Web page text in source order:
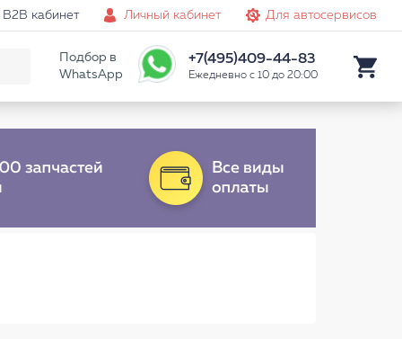
B2B кабинет Личный кабинет Для автосервисов
Подбор в
WhatsApp
+7(495)409-44-83
Ежедневно с 10 до 20:00